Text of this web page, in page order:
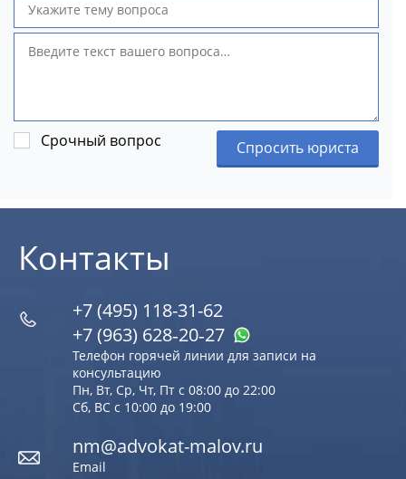
Срочный вопрос Спросить юриста
Контакты
+7 (495) 118-31-62
+7 (963) 628‑20‑27
Телефон горячей линии для записи на
консультацию
Пн, Вт, Ср, Чт, Пт с 08:00 до 22:00
Сб, ВС с 10:00 до 19:00
nm@advokat-malov.ru
Email